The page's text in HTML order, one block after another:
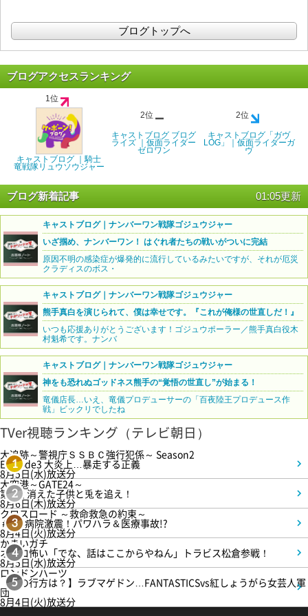
ブログトップへ
ブログアクセスランキング
1位
キャストブログ ｜騎士
竜戦隊リュウソウジャー
2位
キャストブログ ブログ
ライズ ｜仮面ライダー
ゼロワン
2位
キャストブログ「ガヴ
LOG」｜仮面ライダーガ
ヴ
ブログ新着記事 01:05更新
キャストブログ｜ナンバーワン戦隊ゴジュウジャー
いざ掴め、ナンバーワン！ はぐれ者たちの戦いがついに完結
原因不明の感染症が爆発的に流行しているみたいですが、それが厄災
クラディスのボス・
キャストブログ｜ナンバーワン戦隊ゴジュウジャー
熊手真白を演じられて、僕は幸せです。『これが俺様の世直しだ！』
いつも応援ありがとうございます！ゴジュウポーラー／熊手真白役木
村魁希です。ナンバ
キャストブログ｜ナンバーワン戦隊ゴジュウジャー
神をも恐れぬゴッドネス熊手の“覚悟の世直し”が始まる！
竜儀店長…いえ、竜儀プロデューサーの「百夜陸王プロデュース作
戦」ビックリでしたね
TVer視聴ランキング（テレビ朝日）
1
大追跡～警視庁ＳＳＢＣ強行犯係～ Season2
Episode3 大炎上…暴走する正義
8月5日(水)放送分
2
大空港～GATE24～
第3話 消えた子供と兎を追え！
8月6日(木)放送分
3
クロスロード ～救命救急の約束～
＃5 病院激震！パワハラ＆医療事故!?
8月4日(火)放送分
4
かまいガチ
オモロ怖い「でな、話はここからやねん」トラビス松倉参戦！
8月5日(水)放送分
5
ロンドンハーツ
【恋の行方は？】ラブマゲドン…FANTASTICSvs紅しょうがら女芸人軍
団
8月4日(火)放送分